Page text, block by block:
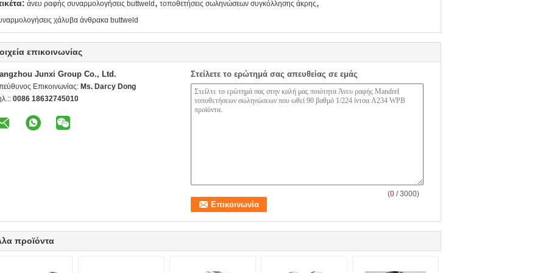
άνευ ραφής συναρμολογήσεις buttweld , τοποθετήσεις σωληνώσεων συγκόλλησης άκρης,
χάλυβα άνθρακα buttweld
επικοινωνίας
Junxi Group Co., Ltd.
Επικοινωνίας: Ms. Darcy Dong
0086 18632745010
Στείλετε το ερώτημά σας απευθείας σε εμάς
(0 / 3000)
προϊόντα